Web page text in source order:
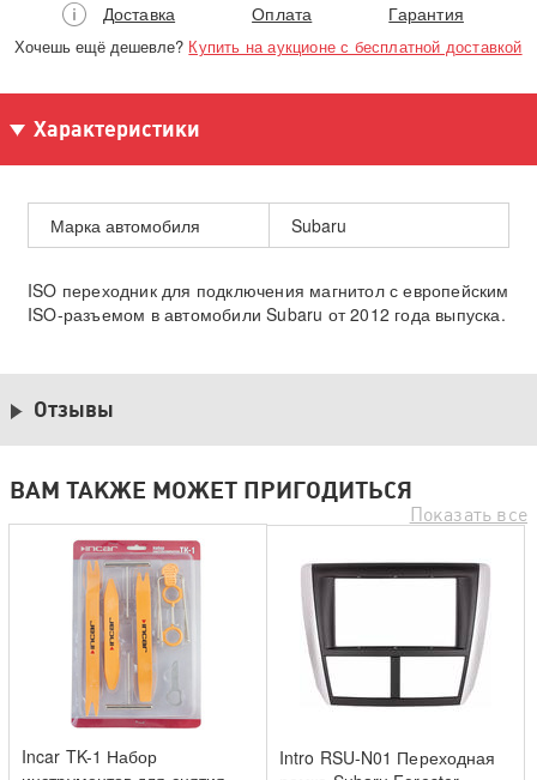
Доставка Оплата Гарантия
Хочешь ещё дешевле? Купить на аукционе с бесплатной доставкой
Характеристики
Марка автомобиля Subaru
ISO переходник для подключения магнитол с европейским
ISO-разъемом в автомобили Subaru от 2012 года выпуска.
Отзывы
ВАМ ТАКЖЕ МОЖЕТ ПРИГОДИТЬСЯ
Показать все
Incar TK-1 Набор
Intro RSU-N01 Переходная